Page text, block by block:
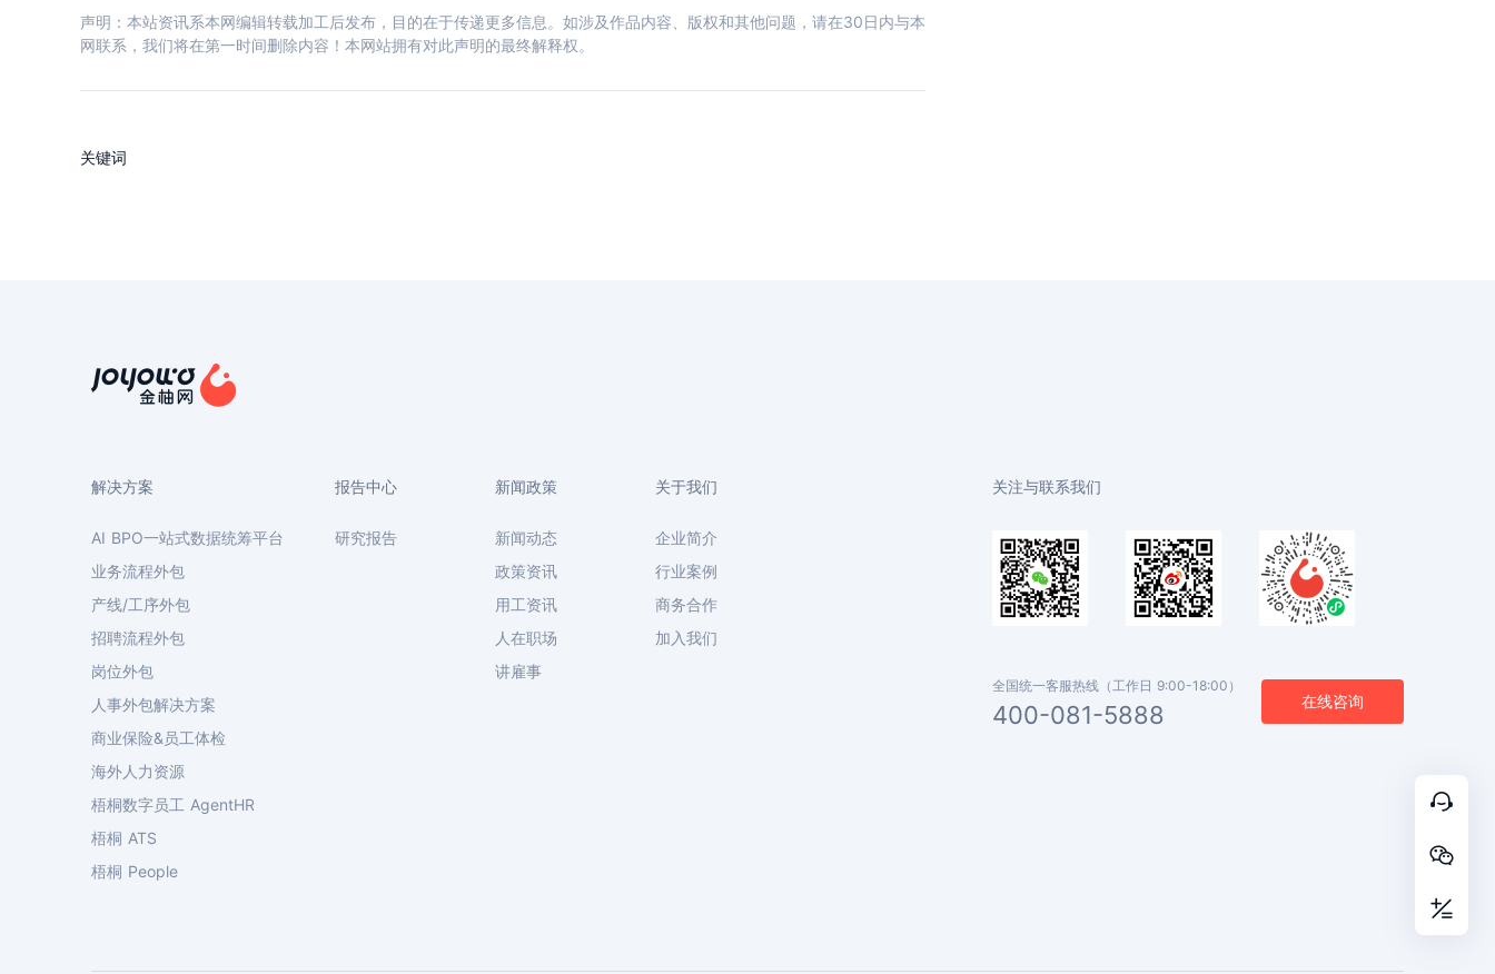



声明：本站资讯系本网编辑转载加工后发布，目的在于传递更多信息。如涉及作品内容、版权和其他问题，请在30日内与本
网联系，我们将在第一时间删除内容！本网站拥有对此声明的最终解释权。
关键词
解决方案
AI BPO一站式数据统筹平台
业务流程外包
产线/工序外包
招聘流程外包
岗位外包
人事外包解决方案
商业保险&员工体检
海外人力资源
梧桐数字员工 AgentHR
梧桐 ATS
梧桐 People
报告中心
研究报告
新闻政策
新闻动态
政策资讯
用工资讯
人在职场
讲雇事
关于我们
企业简介
行业案例
商务合作
加入我们
关注与联系我们
全国统一客服热线（工作日 9:00-18:00）
400-081-5888 在线咨询